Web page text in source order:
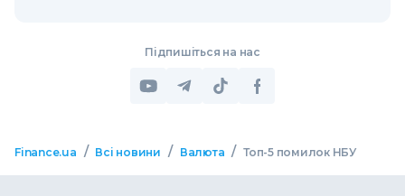
Підпишіться на нас
Finance.ua / Всі новини / Валюта / Топ-5 помилок НБУ